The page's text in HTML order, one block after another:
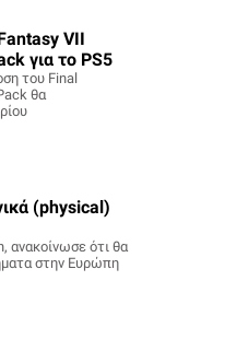
VII
για το PS5
του Final
θα
(physical)
ανακοίνωσε ότι θα
στην Ευρώπη